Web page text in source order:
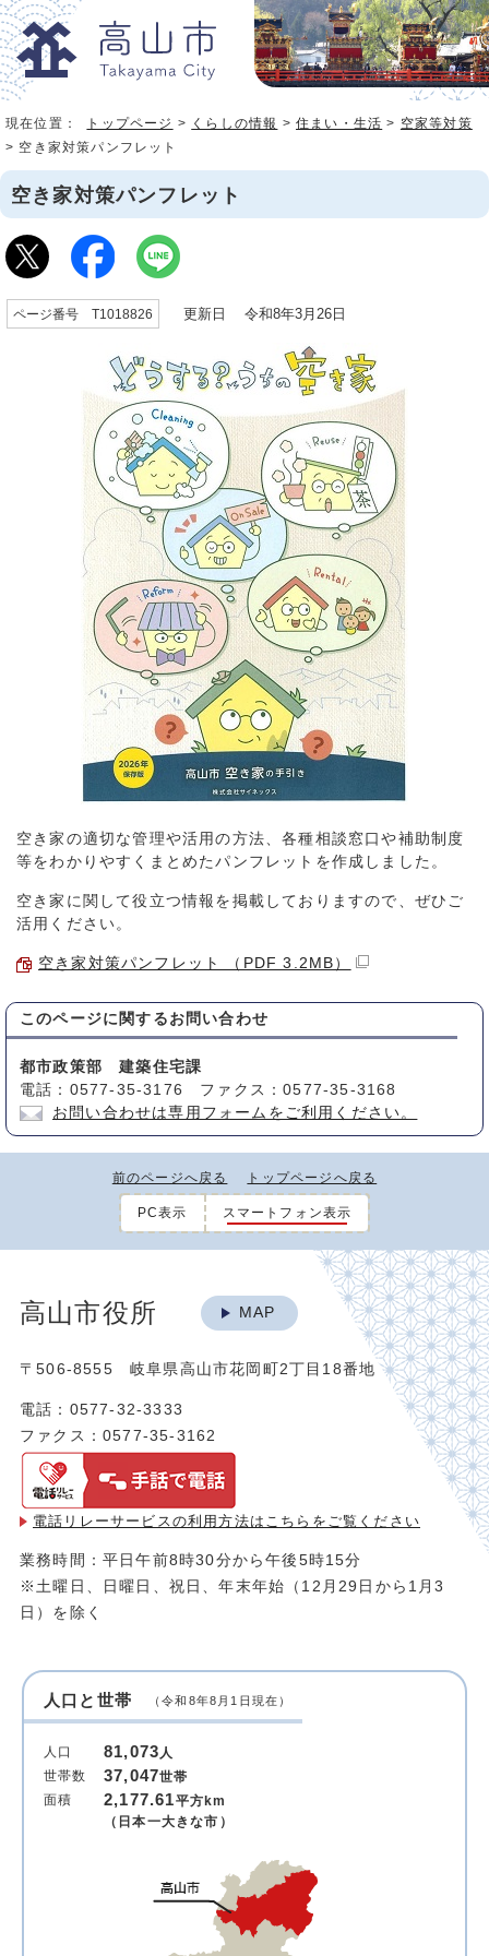
現在位置： トップページ > くらしの情報 >住まい・生活 > 空家等対策
> 空き家対策パンフレット
空き家対策パンフレット
ページ番号 T1018826 更新日 令和8年3月26日
空き家の適切な管理や活用の方法、各種相談窓口や補助制度
等をわかりやすくまとめたパンフレットを作成しました。
空き家に関して役立つ情報を掲載しておりますので、ぜひご
活用ください。
空き家対策パンフレット （PDF 3.2MB）
このページに関する お問い合わせ
都市政策部 建築住宅課
電話：0577-35-3176 ファクス：0577-35-3168
お問い合わせは専用フォームをご利用ください。
前のページへ戻る トップページへ戻る
PC表示 スマートフォン表示
高山市役所 MAP
〒506-8555 岐阜県高山市花岡町2丁目18番地
電話：0577-32-3333
ファクス：0577-35-3162
電話リレーサービスの利用方法は こちらをご覧ください
業務時間：平日午前8時30分から午後5時15分
※土曜日、日曜日、祝日、年末年始（12月29日から1月3
日）を除く
人口と世帯 （令和8年8月1日現在）
人口 81,073人
世帯数
37,047世帯
面積
2,177.61平方km
（日本一大きな市）